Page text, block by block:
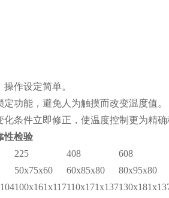
作设定简单。
功能，避免人为触摸而改变温度值。
条件立即修正，使温度控制更为精确
性检验
225 408 608
50x75x60 60x85x80 80x95x80
100x161x117110x171x137